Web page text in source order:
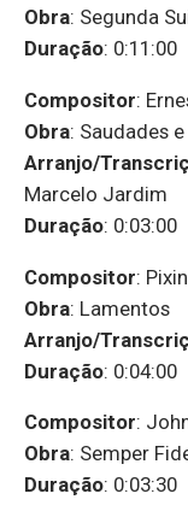
Obra: Segunda
Duração: 0:11:00
Compositor:
Obra: Saudades
Arranjo/
Marcelo Jardim
Duração: 0:03:00
Compositor:
Obra: Lamentos
Arranjo/
Duração: 0:04:00
Compositor:
Obra: Semper
Duração: 0:03:30